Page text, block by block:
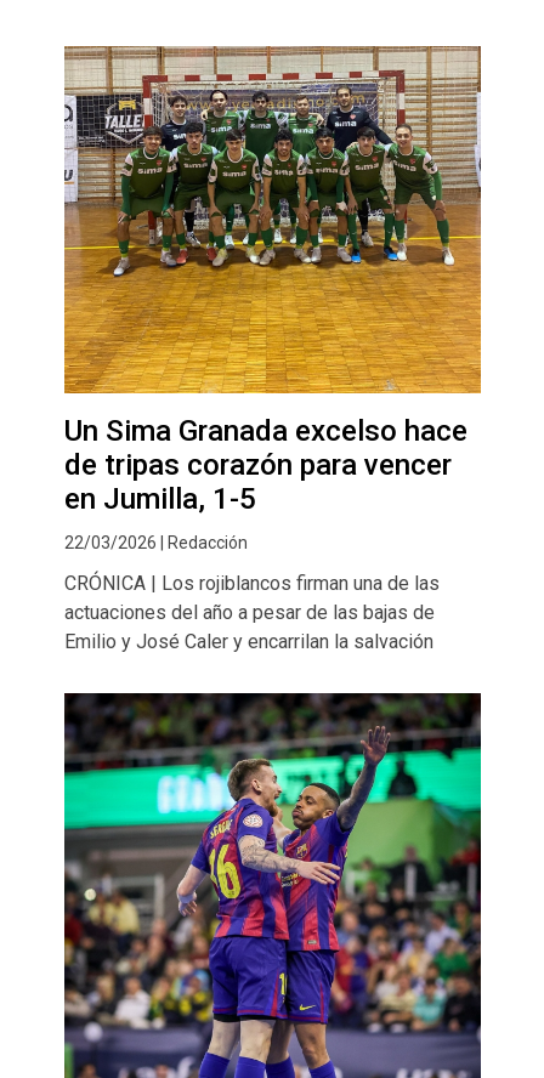
Un Sima Granada excelso hace
de tripas corazón para vencer
en Jumilla, 1-5
22/03/2026 | Redacción
CRÓNICA | Los rojiblancos firman una de las
actuaciones del año a pesar de las bajas de
Emilio y José Caler y encarrilan la salvación